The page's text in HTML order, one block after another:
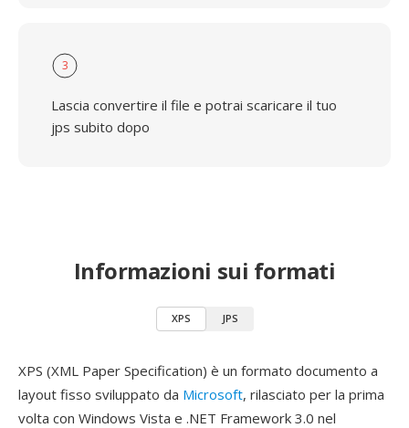
3
Lascia convertire il file e potrai scaricare il tuo
jps subito dopo
Informazioni sui formati
XPS JPS
XPS (XML Paper Specification) è un formato documento a
layout fisso sviluppato da Microsoft, rilasciato per la prima
volta con Windows Vista e .NET Framework 3.0 nel